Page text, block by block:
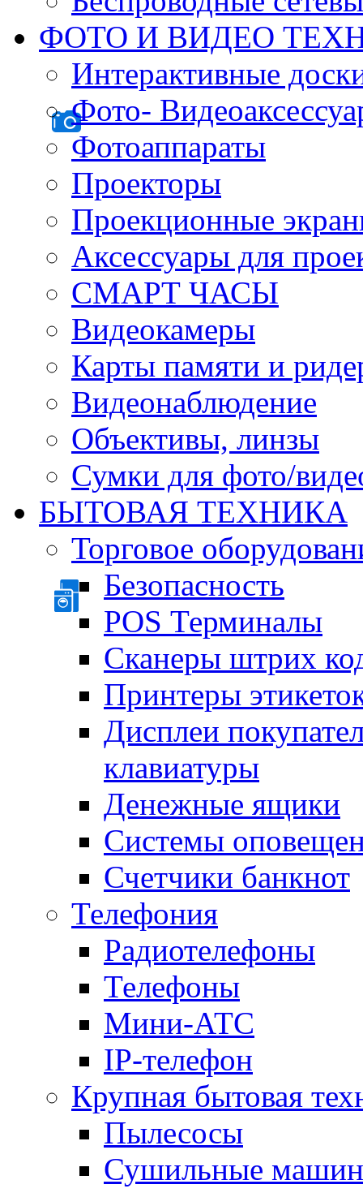
ФОТО И ВИДЕО
Интерактивные
Фото-
Фотоаппараты
Проекторы
Проекционные
Аксессуары для
СМАРТ ЧАСЫ
Видеокамеры
Карты памяти и
Видеонаблюдение
Объективы, линзы
Сумки для фото/
БЫТОВАЯ ТЕХНИКА
Торговое
Безопасность
POS Терминалы
Сканеры штрих
Принтеры
Дисплеи
клавиатуры
Денежные ящики
Системы
Счетчики банкнот
Телефония
Радиотелефоны
Телефоны
Мини-АТС
IP-телефон
Крупная бытовая
Пылесосы
Сушильные